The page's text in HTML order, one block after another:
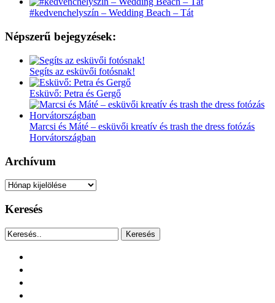
#kedvenchelyszín – Wedding Beach – Tát
Népszerű bejegyzések:
Segíts az esküvői fotósnak!
Esküvő: Petra és Gergő
Marcsi és Máté – esküvői kreatív és trash the dress fotózás
Horvátországban
Archívum
Archívum
Keresés
Keresés